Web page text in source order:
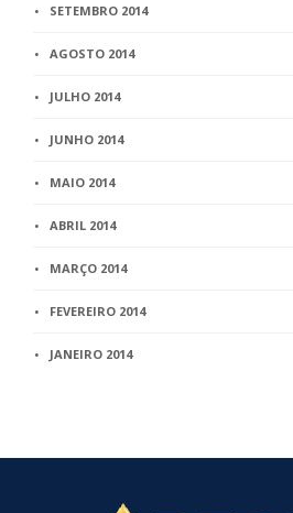
SETEMBRO 2014
AGOSTO 2014
JULHO 2014
JUNHO 2014
MAIO 2014
ABRIL 2014
MARÇO 2014
FEVEREIRO 2014
JANEIRO 2014